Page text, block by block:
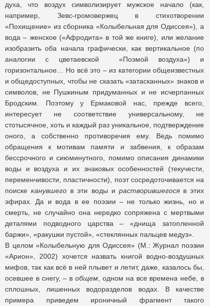
духа, что воздух символизирует мужское начало (как,
например, Зевс-громовержец в стихотворении
«Похищение» из сборника «Колыбельная для Одиссея»), а
вода – женское («Афродита» в той же книге), или желание
изобразить оба начала графически, как вертикальное (по
аналогии с цветаевской «Поэмой воздуха») и
горизонтальное… Но всё это – из категории общеизвестных
и общедоступных, чтобы не сказать «затасканных» знаков и
символов, не Пушкиным придуманных и не исчерпанных
Бродским. Поэтому у Ермаковой нас, прежде всего,
интересует не соответствие универсальному, не
стотысячное, хоть и каждый раз уникальное, подтверждение
оного, а собственно противоречия ему. Ведь помимо
обращения к мотивам памяти и забвения, к образам
бессрочного и сиюминутного, помимо описания динамики
воды и воздуха и их знаковых особенностей (текучести,
переменчивости, пластичности), поэт сосредоточивается на
поискеканувшего в эти воды и растворившегосяв этих
эфирах. Да и вода в ее поэзии – не только жизнь, но и
смерть, не случайно она нередко сопряжена с мертвыми
деталями подводного царства – «днища затопленной
баржи», «ракушки пустой», «стеклянных пальцев медуз».
В целом «Колыбельную для Одиссея» (М.: Журнал поэзии
«Арион», 2002) хочется назвать книгой водно-воздушных
мифов, так как всё в ней плывет и летит, даже, казалось бы,
осевшее в снегу, – вобщем , одном на все времена небе, в
сплошных, лишенных водоразделов водах. В качестве
примера приведем ироничный фрагмент такого